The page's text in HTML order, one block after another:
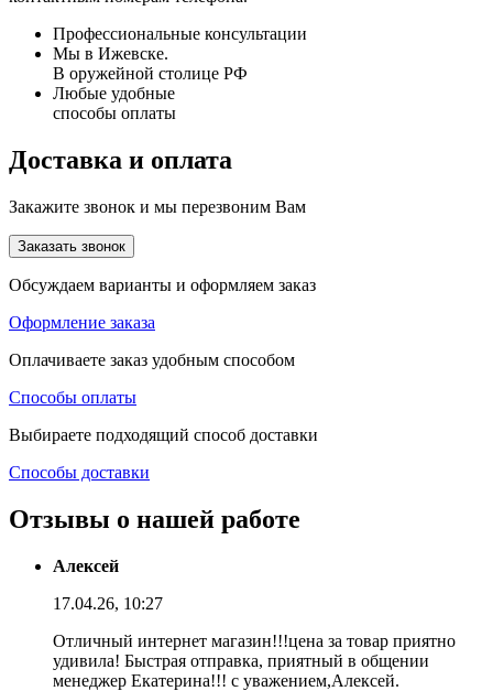
Профессиональные консультации
Мы в Ижевске.
В оружейной столице РФ
Любые удобные
способы оплаты
Доставка и оплата
Закажите звонок и мы перезвоним Вам
Заказать звонок
Обсуждаем варианты и оформляем заказ
Оформление заказа
Оплачиваете заказ удобным способом
Способы оплаты
Выбираете подходящий способ доставки
Способы доставки
Отзывы о нашей работе
Алексей
17.04.26, 10:27
Отличный интернет магазин!!!цена за товар приятно
удивила! Быстрая отправка, приятный в общении
менеджер Екатерина!!! с уважением,Алексей.